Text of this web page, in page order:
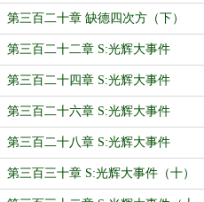
第三百二十章 缺德四次方（下）
第三百二十二章 S:光辉大事件
（二）
第三百二十四章 S:光辉大事件
（四）
第三百二十六章 S:光辉大事件
（六）
第三百二十八章 S:光辉大事件
（八）
第三百三十章 S:光辉大事件（十）